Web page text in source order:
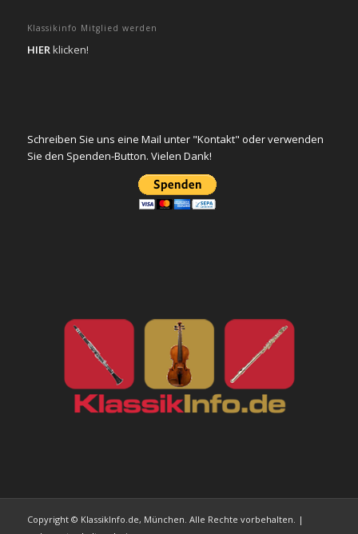
Klassikinfo Mitglied werden
HIERklicken!
Schreiben Sie uns eine Mail unter "Kontakt" oder verwenden
Sie den Spenden-Button. Vielen Dank!
Copyright © KlassikInfo.de, München. Alle Rechte vorbehalten. |